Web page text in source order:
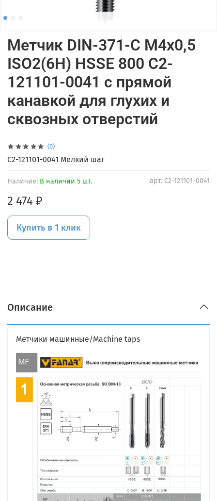
(0)
арт. C2-121101-0041
Наличие: В наличии 5 шт.
Метчик DIN-371-C M4x0,5
ISO2(6H) HSSE 800 C2-
121101-0041 с прямой
канавкой для глухих и
сквозных отверстий
2 474 ₽
Купить в 1 клик
C2-121101-0041 Мелкий шаг
Описание
Метчики машинные/Machine taps